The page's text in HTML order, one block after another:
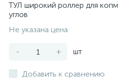
ТУЛ широкий роллер для
углов
Не указана цена
- + шт
Добавить к сравнению